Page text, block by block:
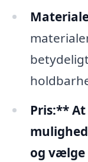
Pris:**
og vælge